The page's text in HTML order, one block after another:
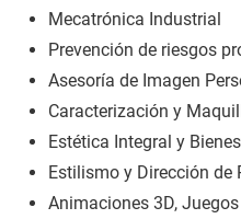
Mecatrónica Industrial
Prevención de riesgos
Asesoría de Imagen
Caracterización y
Estética Integral y
Estilismo y Dirección de
Animaciones 3D,